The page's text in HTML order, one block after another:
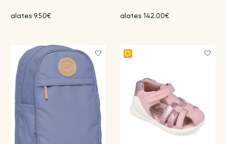
alates 9.50€ alates 142.00€